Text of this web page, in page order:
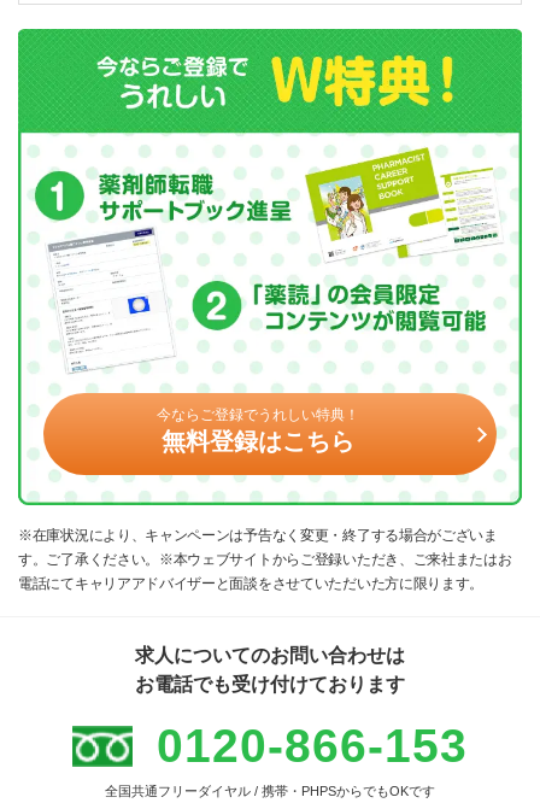
今ならご登録でうれしい特典！
無料登録はこちら
※在庫状況により、キャンペーンは予告なく変更・終了する場合がございま
す。ご了承ください。※本ウェブサイトからご登録いただき、ご来社またはお
電話にてキャリアアドバイザーと面談をさせていただいた方に限ります。
求人についてのお問い合わせは
お電話でも受け付けております
0120-866-153
全国共通フリーダイヤル / 携帯・PHPSからでもOKです